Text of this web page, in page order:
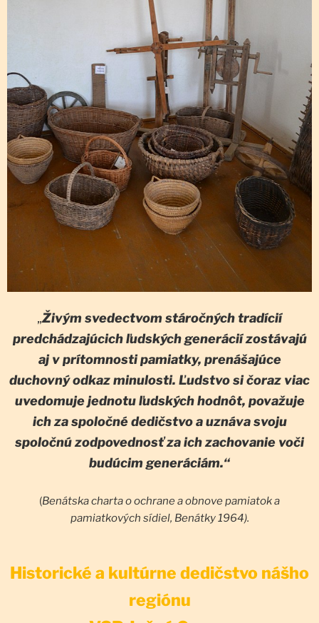
„Živým svedectvom stáročných tradícií
predchádzajúcich ľudských generácií zostávajú
aj v prítomnosti pamiatky, prenášajúce
duchovný odkaz minulosti. Ľudstvo si čoraz viac
uvedomuje jednotu ľudských hodnôt, považuje
ich za spoločné dedičstvo a uznáva svoju
spoločnú zodpovednosť za ich zachovanie voči
budúcim generáciám.“
(Benátska charta o ochrane a obnove pamiatok a
pamiatkových sídiel, Benátky 1964).
Historické a kultúrne dedičstvo nášho
regiónu